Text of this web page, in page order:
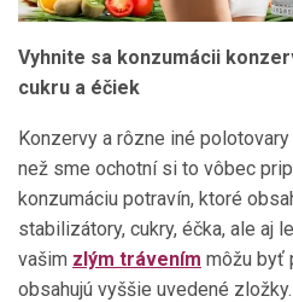
Vyhnite sa konzumácii
cukru a éčiek
Konzervy a rôzne iné
než sme ochotní si to vôbec
konzumáciu potravín, ktoré
stabilizátory, cukry, éčka, ale aj
vašim zlým trávením môžu byť
obsahujú vyššie uvedené zložky.